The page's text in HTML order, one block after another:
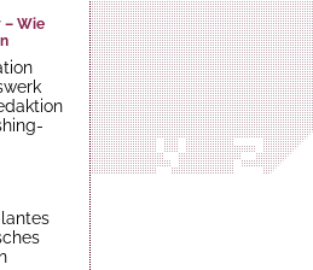
– Wie